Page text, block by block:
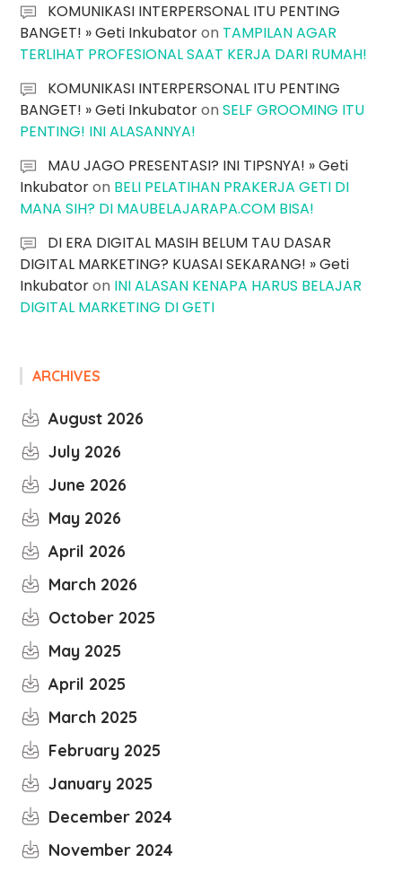
KOMUNIKASI INTERPERSONAL ITU PENTING
BANGET! » Geti Inkubatoron TAMPILAN AGAR
TERLIHAT PROFESIONAL SAAT KERJA DARI RUMAH!
KOMUNIKASI INTERPERSONAL ITU PENTING
BANGET! » Geti InkubatoronSELF GROOMING ITU
PENTING! INI ALASANNYA!
MAU JAGO PRESENTASI? INI TIPSNYA! » Geti
Inkubatoron BELI PELATIHAN PRAKERJA GETI DI
MANA SIH? DI MAUBELAJARAPA.COM BISA!
DI ERA DIGITAL MASIH BELUM TAU DASAR
DIGITAL MARKETING? KUASAI SEKARANG! » Geti
Inkubatoron INI ALASAN KENAPA HARUS BELAJAR
DIGITAL MARKETING DI GETI
ARCHIVES
August 2026
July 2026
June 2026
May 2026
April 2026
March 2026
October 2025
May 2025
April 2025
March 2025
February 2025
January 2025
December 2024
November 2024